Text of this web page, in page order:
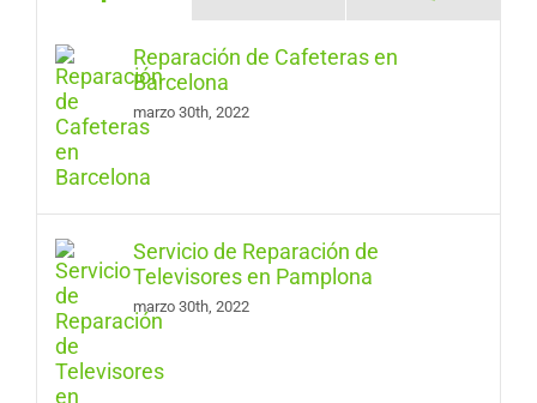
Reparación de Cafeteras en
Barcelona
marzo 30th, 2022
Servicio de Reparación de
Televisores en Pamplona
marzo 30th, 2022